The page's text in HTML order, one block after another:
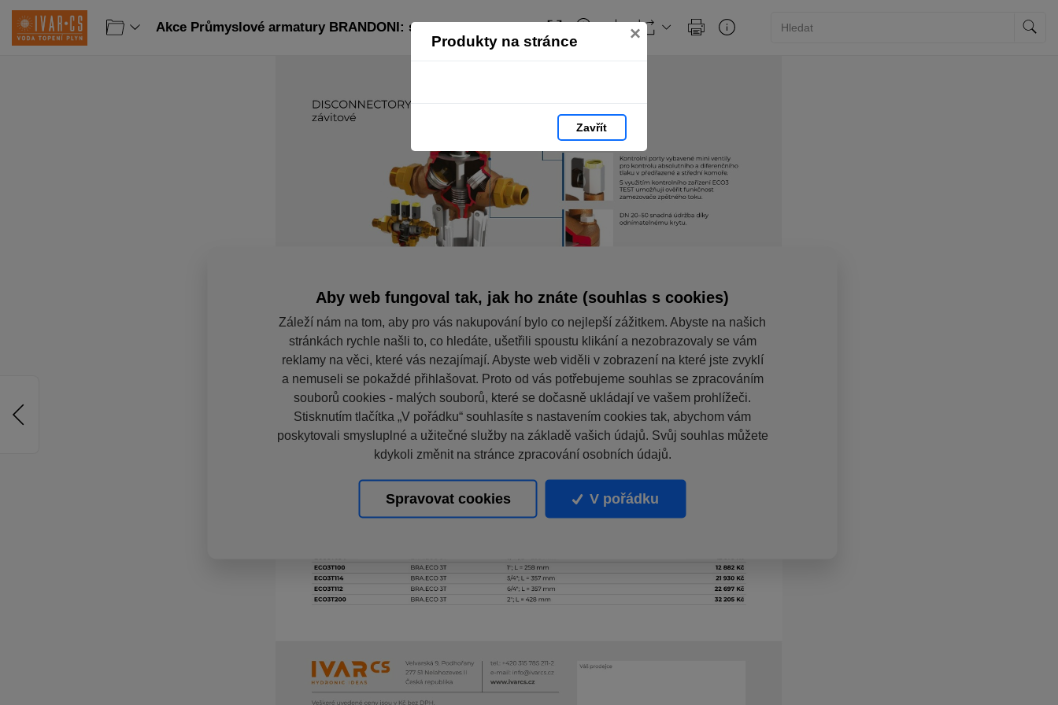
Produkty na stránce ×
Zavřít
Akce Průmyslové armatury BRANDONI: strana 8
Aby web fungoval tak, jak ho znáte (souhlas s cookies)
Záleží nám na tom, aby pro vás nakupování bylo co nejlepší zážitkem. Abyste na našich
stránkách rychle našli to, co hledáte, ušetřili spoustu klikání a nezobrazovaly se vám
reklamy na věci, které vás nezajímají. Abyste web viděli v zobrazení na které jste zvyklí
a nemuseli se pokaždé přihlašovat. Proto od vás potřebujeme souhlas se zpracováním
souborů cookies - malých souborů, které se dočasně ukládají ve vašem prohlížeči.
Stisknutím tlačítka „V pořádku“ souhlasíte s nastavením cookies tak, abychom vám
poskytovali smysluplné a užitečné služby na základě vašich údajů. Svůj souhlas můžete
kdykoli změnit na stránce zpracování osobních údajů.
Spravovat cookies V pořádku